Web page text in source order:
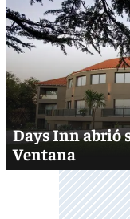
Days Inn abrió
Ventana